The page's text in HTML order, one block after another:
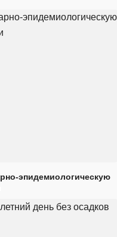
эпидемиологическую